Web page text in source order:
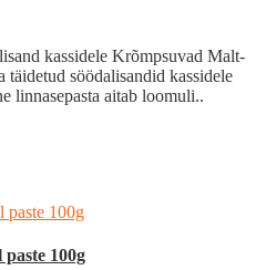
kassidele Krõmpsuvad Malt-
täidetud söödalisandid kassidele
linnasepasta aitab loomuli..
100g